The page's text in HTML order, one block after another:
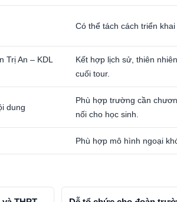
Có thể tách cách triển khai
Trị An – KDL
Kết hợp lịch sử, thiên
cuối tour.
dung
Phù hợp trường cần
nối cho học sinh.
Phù hợp mô hình ngoại